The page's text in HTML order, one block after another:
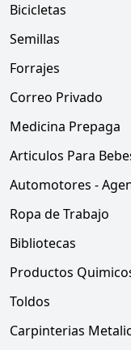
Bicicletas
Semillas
Forrajes
Correo Privado
Medicina Prepaga
Articulos Para
Automotores -
Ropa de Trabajo
Bibliotecas
Productos
Toldos
Carpinterias